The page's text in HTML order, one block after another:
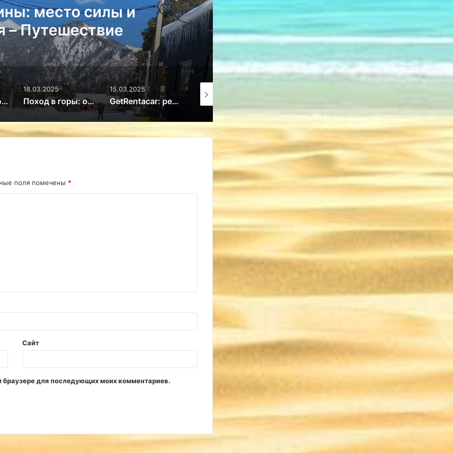
место силы и
– Путешествие
Избыток или новое
дети перестали
Избыток или новое мировоззрение: почему дети перестали ценить игрушки – Путешествие
18.03.2025
Поход в горы: особенности безопасного отдыха – Путешествие
15.03.2025
GetRentacar: решение транспортного вопроса в любом уголке планеты – Путешествие
поля помечены *
Сайт
браузере для последующих моих комментариев.